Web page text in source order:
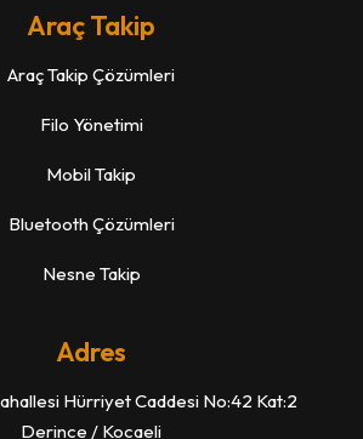
Araç Takip
Araç Takip Çözümleri
Filo Yönetimi
Mobil Takip
Bluetooth Çözümleri
Nesne Takip
Adres
Hürriyet Caddesi No:42 Kat:2
Derince / Kocaeli